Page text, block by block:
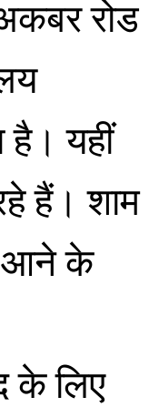
रोड
है। यहीं
हैं। शाम
आने के
के लिए